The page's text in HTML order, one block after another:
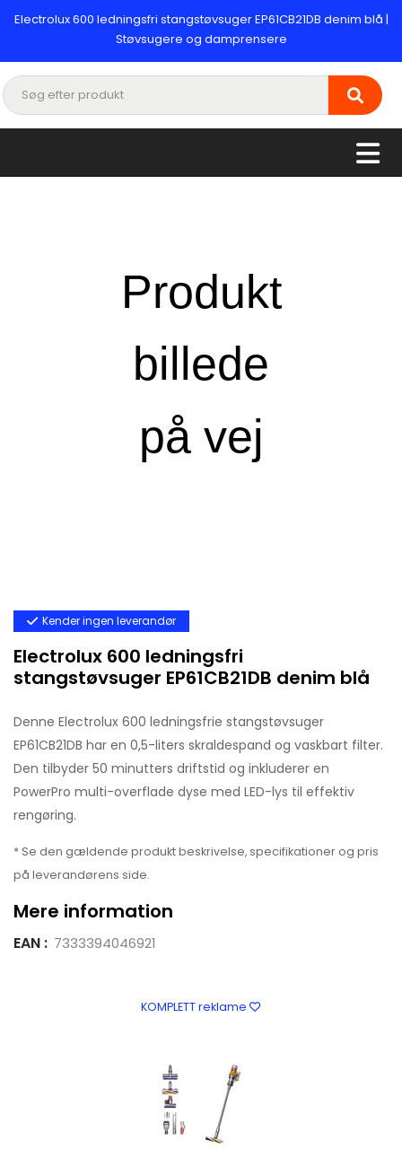
Electrolux 600 ledningsfri stangstøvsuger EP61CB21DB denim blå |
Støvsugere og damprensere
Kender ingen leverandør
Electrolux 600 ledningsfri
stangstøvsuger EP61CB21DB denim blå
Denne Electrolux 600 ledningsfrie stangstøvsuger
EP61CB21DB har en 0,5-liters skraldespand og vaskbart filter.
Den tilbyder 50 minutters driftstid og inkluderer en
PowerPro multi-overflade dyse med LED-lys til effektiv
rengøring.
* Se den gældende produkt beskrivelse, specifikationer og pris
på leverandørens side.
Mere information
EAN : 7333394046921
KOMPLETT reklame